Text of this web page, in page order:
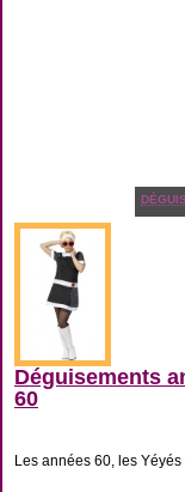
Déguisements
60
Les années 60, les